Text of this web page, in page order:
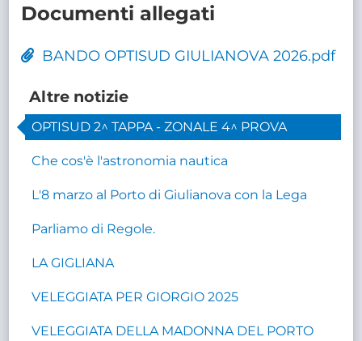
Documenti allegati
BANDO OPTISUD GIULIANOVA 2026.pdf
Altre notizie
OPTISUD 2^ TAPPA - ZONALE 4^ PROVA
Che cos'è l'astronomia nautica
L'8 marzo al Porto di Giulianova con la Lega
Parliamo di Regole.
LA GIGLIANA
VELEGGIATA PER GIORGIO 2025
VELEGGIATA DELLA MADONNA DEL PORTO